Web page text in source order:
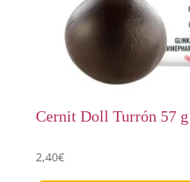
Cernit Doll Turrón 57 g
2,40€